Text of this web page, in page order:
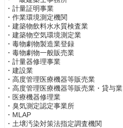
・計量証明事業
・作業環境測定機関
・建築物飲料水水質検査業
・建築物空気環境測定業
・毒物劇物製造業登録
・毒物劇物一般販売業
・計量器修理事業
・建設業
・高度管理医療機器等販売業
・高度管理医療機器等販売業・貸与業
・医療機器修理業
・臭気測定認定事業所
・MLAP
・土壌汚染対策法指定調査機関